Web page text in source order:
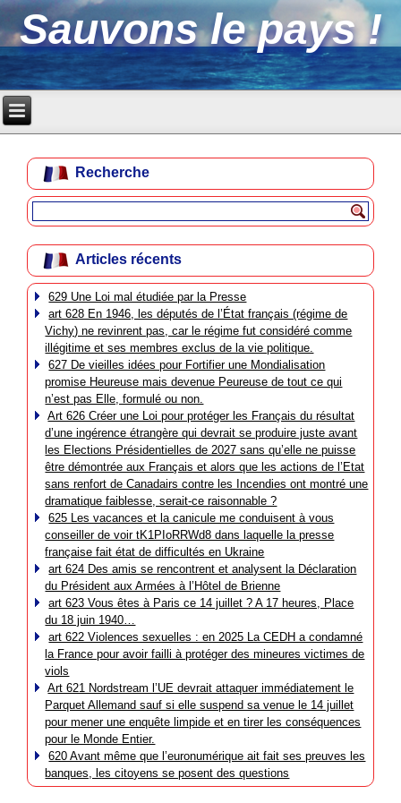
Sauvons le pays !
Recherche
Articles récents
629 Une Loi mal étudiée par la Presse
art 628 En 1946, les députés de l’État français (régime de
Vichy) ne revinrent pas, car le régime fut considéré comme
illégitime et ses membres exclus de la vie politique.
627 De vieilles idées pour Fortifier une Mondialisation
promise Heureuse mais devenue Peureuse de tout ce qui
n’est pas Elle, formulé ou non.
Art 626 Créer une Loi pour protéger les Français du résultat
d’une ingérence étrangère qui devrait se produire juste avant
les Elections Présidentielles de 2027 sans qu’elle ne puisse
être démontrée aux Français et alors que les actions de l’Etat
sans renfort de Canadairs contre les Incendies ont montré une
dramatique faiblesse, serait-ce raisonnable ?
625 Les vacances et la canicule me conduisent à vous
conseiller de voir tK1PIoRRWd8 dans laquelle la presse
française fait état de difficultés en Ukraine
art 624 Des amis se rencontrent et analysent la Déclaration
du Président aux Armées à l’Hôtel de Brienne
art 623 Vous êtes à Paris ce 14 juillet ? A 17 heures, Place
du 18 juin 1940…
art 622 Violences sexuelles : en 2025 La CEDH a condamné
la France pour avoir failli à protéger des mineures victimes de
viols
Art 621 Nordstream l’UE devrait attaquer immédiatement le
Parquet Allemand sauf si elle suspend sa venue le 14 juillet
pour mener une enquête limpide et en tirer les conséquences
pour le Monde Entier.
620 Avant même que l’euronumérique ait fait ses preuves les
banques, les citoyens se posent des questions